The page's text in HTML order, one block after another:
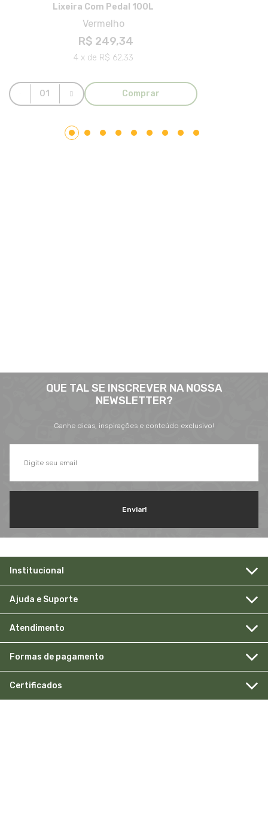
Lixeira Com Pedal 100L
Vermelho
R$ 249,34
4 x de R$ 62,33
Comprar
QUE TAL SE INSCREVER NA NOSSA
NEWSLETTER?
Ganhe dicas, inspirações e conteúdo exclusivo!
Enviar!
Institucional
Ajuda e Suporte
Atendimento
Formas de pagamento
Certificados